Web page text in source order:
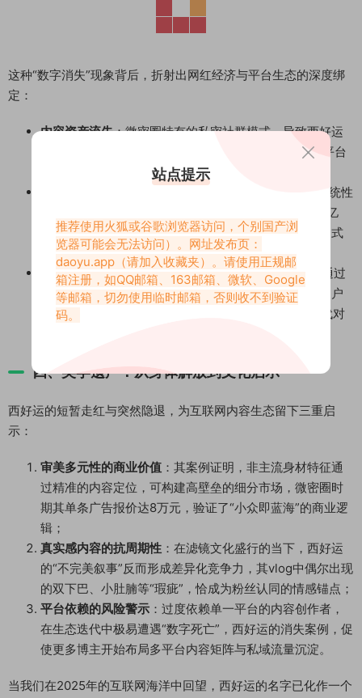
这种“数字消失”现象背后，折射出网红经济与平台生态的深度绑
定：
内容资产流失：微密圈特有的私密社群模式，导致西好运
的2000余套穿搭图集与300小时vlog素材未能完成跨平台
迁移，形成独特的“数字文化孤岛”；
：其开创的“肉感美学”在后续平台缺乏系统性
继承者，尽管抖音出现“微胖穿搭”话题（播放量超200亿
次），但内容多聚焦快速变现的带货直播，缺乏西好运式
的审美深度；
粉丝情感投射：在#寻找西好运#的微博话题中，粉丝通过
二创其旧照、模仿穿搭风格等方式延续记忆，甚至有用户
以AI技术生成“西好运2025年穿搭预测”，体现数字时代对
四、美学遗产：从身体解放到文化启示
西好运的短暂走红与突然隐退，为互联网内容生态留下三重启
示：
审美多元性的商业价值 ：其案例证明，非主流身材特征通
过精准的内容定位，可构建高壁垒的细分市场，微密圈时
期其单条广告报价达8万元，验证了“小众即蓝海”的商业逻
辑；
真实感内容的抗周期性 ：在滤镜文化盛行的当下，西好运
的“不完美叙事”反而形成差异化竞争力，其vlog中偶尔出现
的双下巴、小肚腩等“瑕疵”，恰成为粉丝认同的情感锚点；
平台依赖的风险警示 ：过度依赖单一平台的内容创作者，
在生态迭代中极易遭遇“数字死亡”，西好运的消失案例，促
使更多博主开始布局多平台内容矩阵与私域流量沉淀。
当我们在2025年的互联网海洋中回望，西好运的名字已化作一个
站点提示
推荐使用火狐或谷歌浏览器访问，个别国产浏
览器可能会无法访问）。网址发布页：
daoyu.app （请加入收藏夹）。请使用正规邮
箱注册，如QQ邮箱、163邮箱、微软、Google
等邮箱，切勿使用临时邮箱，否则收不到验证
码。